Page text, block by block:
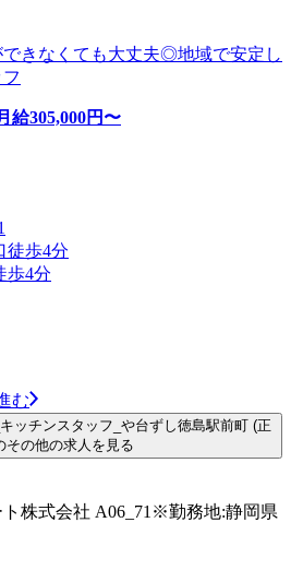
できなくても大丈夫◎地域で安定し
給305,000円〜
徒歩4分
歩4分
む
ッチンスタッフ_や台ずし徳島駅前町 (正
その他の求人を見る
株式会社 A06_71※勤務地:静岡県